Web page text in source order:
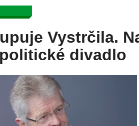
Vystrčila.
divadlo